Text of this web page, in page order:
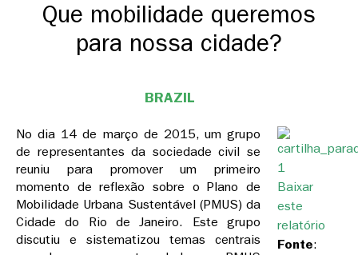
Que mobilidade queremos
para nossa cidade?
BRAZIL
Baixar
este
relatório
Fonte:
No dia 14 de março de 2015, um grupo
de representantes da sociedade civil se
reuniu para promover um primeiro
momento de reflexão sobre o Plano de
Mobilidade Urbana Sustentável (PMUS) da
Cidade do Rio de Janeiro. Este grupo
discutiu e sistematizou temas centrais